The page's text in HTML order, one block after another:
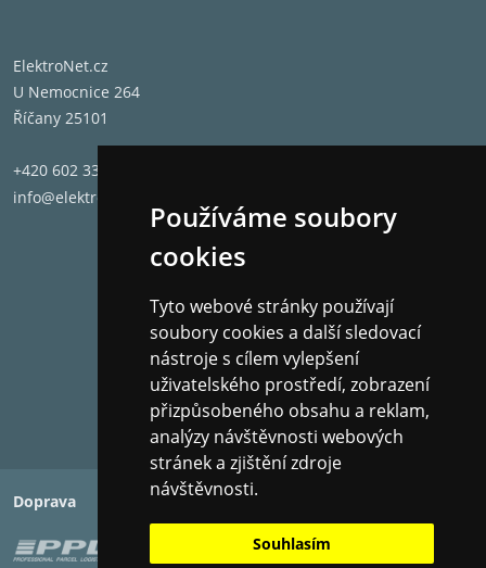
Používáme soubory
cookies
Tyto webové stránky používají
soubory cookies a další sledovací
nástroje s cílem vylepšení
uživatelského prostředí, zobrazení
přizpůsobeného obsahu a reklam,
analýzy návštěvnosti webových
stránek a zjištění zdroje
návštěvnosti.
Souhlasím
ElektroNet.cz
U Nemocnice 264
Říčany 25101
+420 602 331 662
info@elektronet.cz
Doprava Platba